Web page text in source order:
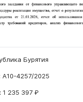
Бурятия
А10-4257/2025
1 235 397 ₽